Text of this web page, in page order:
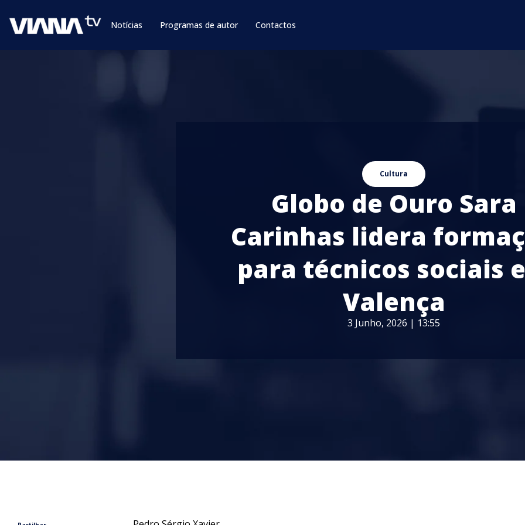
Notícias Programas de autor Contactos
Cultura
Globo de Ouro Sara
Carinhas lidera
para técnicos sociais
Valença
3 Junho, 2026 | 13:55